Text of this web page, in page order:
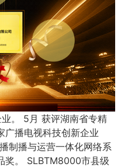
。 5月 获评湖南省专精
广播电视科技创新企业
制播与运营一体化网络系
奖。 SLBTM8000市县级